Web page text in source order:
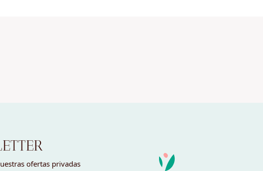
ofertas privadas